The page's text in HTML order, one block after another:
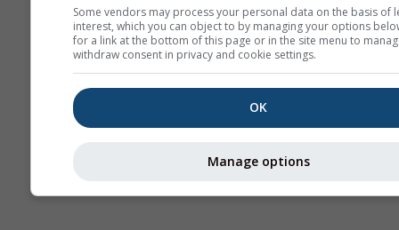
Some vendors may process your personal data on the basis of
interest, which you can object to by managing your options
for a link at the bottom of this page or in the site menu to
withdraw consent in privacy and cookie settings.
OK
Manage options